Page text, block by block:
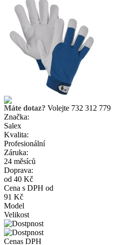
Máte dotaz? Volejte 732 312 779
Značka:
Salex
Kvalita:
Profesionální
Záruka:
24 měsíců
Doprava:
od 40 Kč
Cena s DPH od
91 Kč
Model
Velikost
Cenas DPH